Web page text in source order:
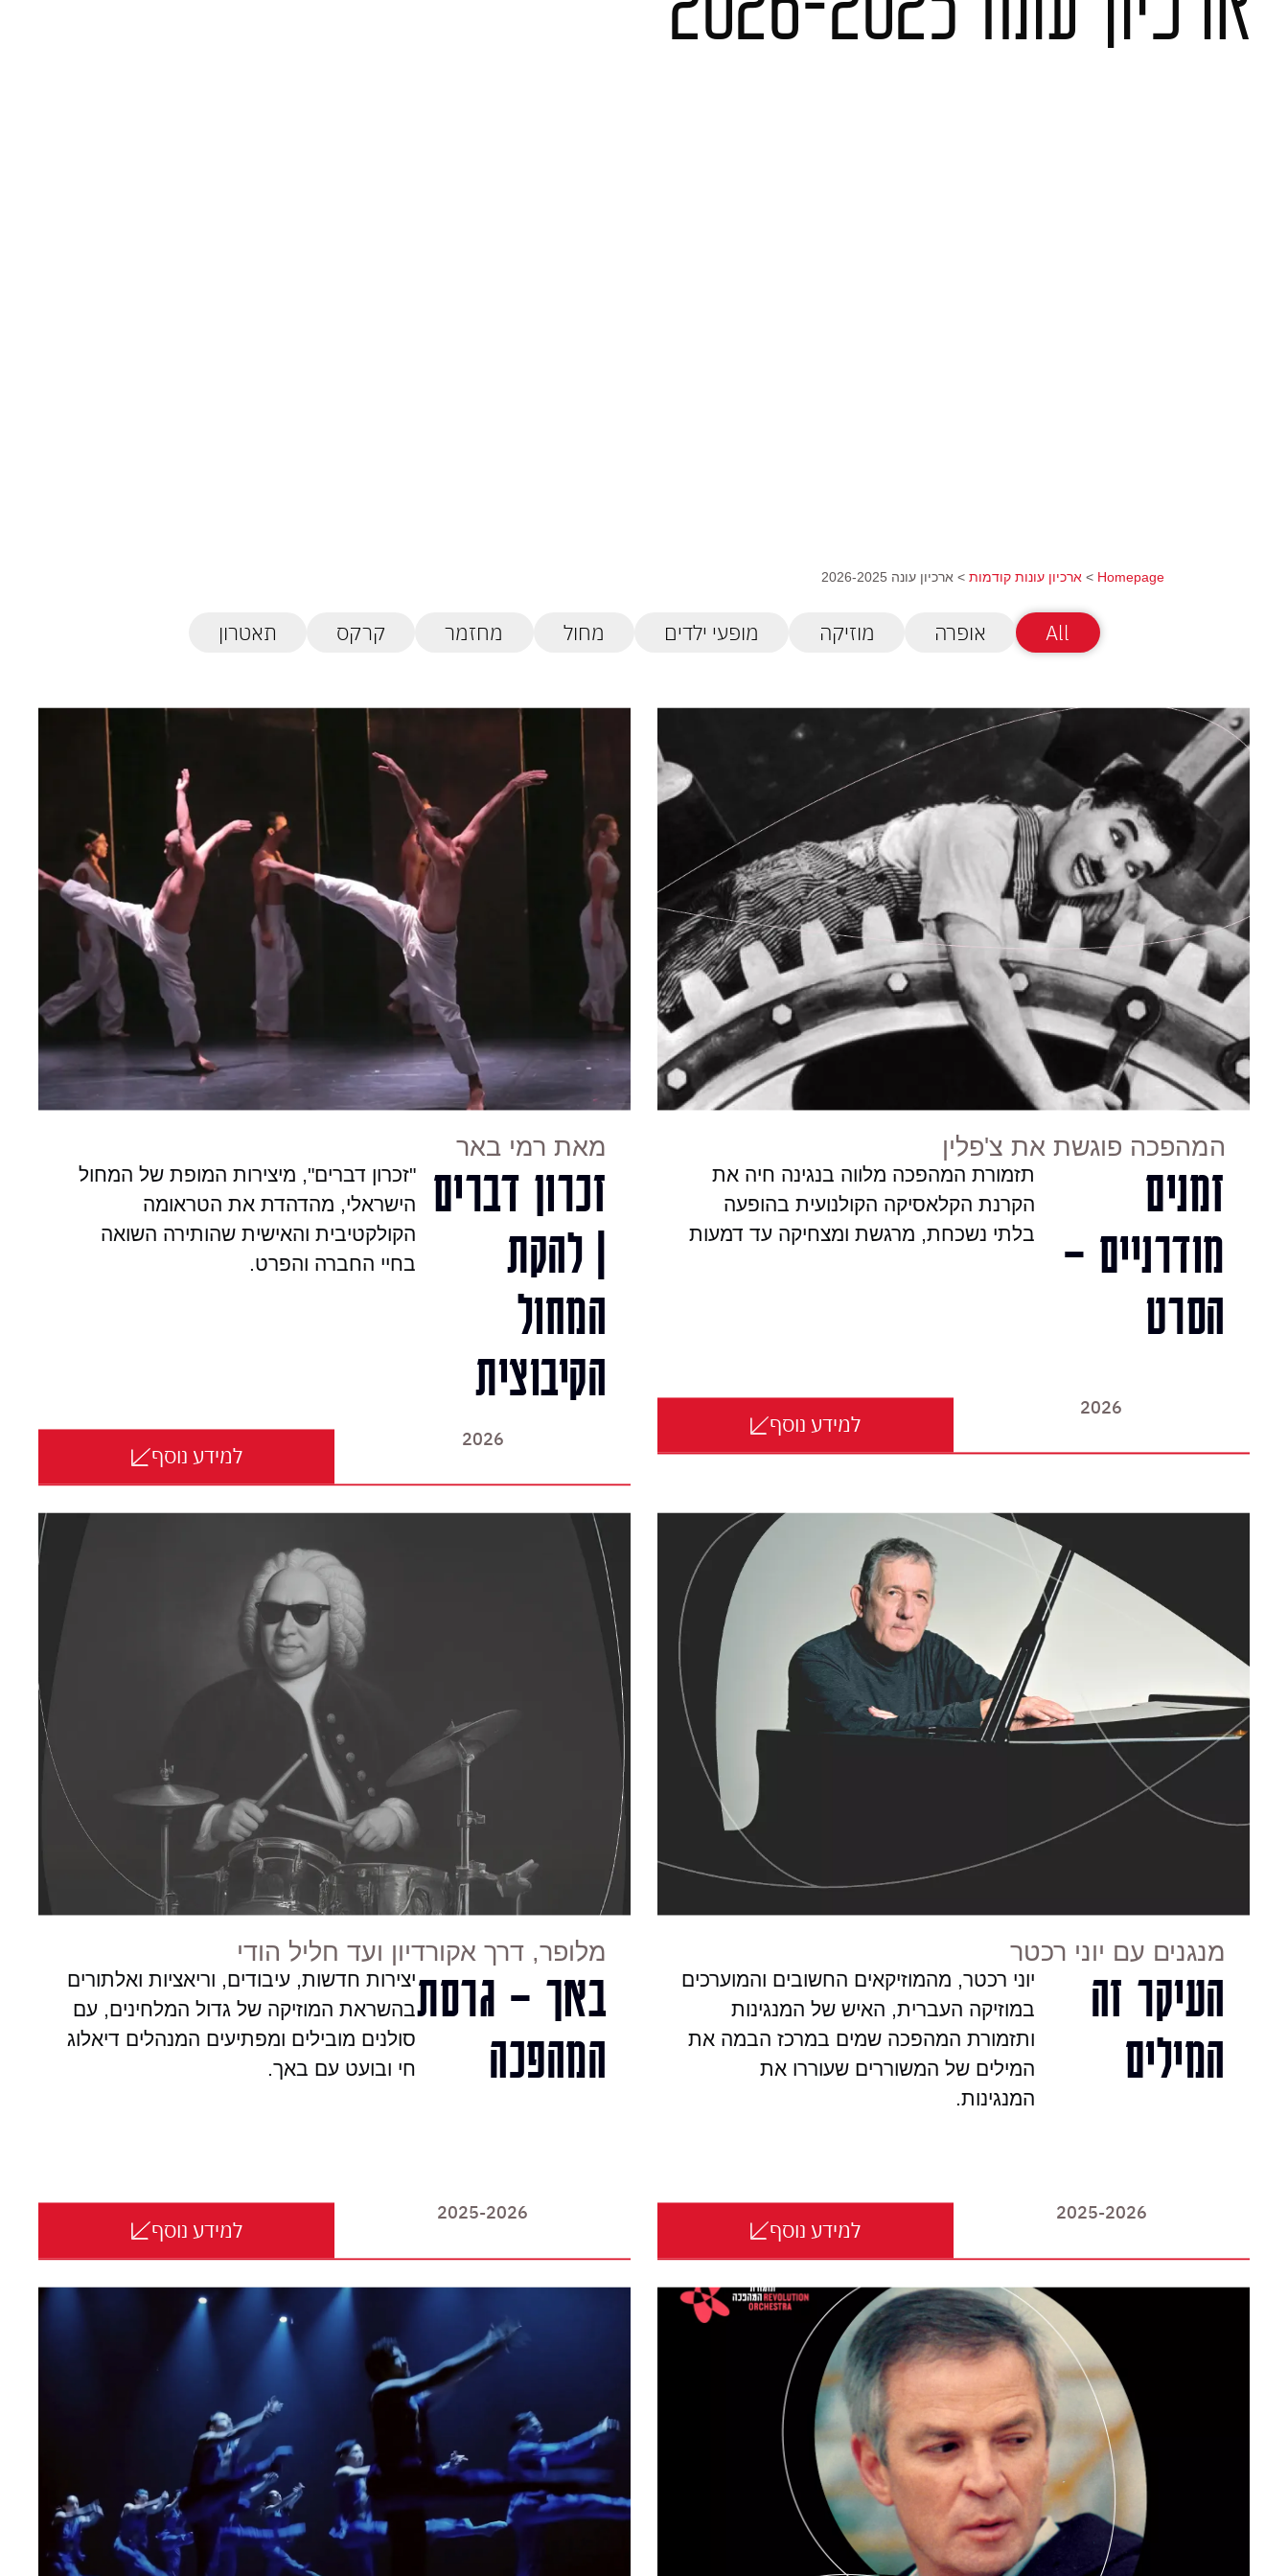
Homepage
>ארכיון עונות קודמות >ארכיון עונה 2026-2025
All אופרה מוזיקה מופעי ילדים מחול מחזמר קרקס תאטרון
המהפכה פוגשת את צ'פלין
זמנים
מודרניים –
הסרט
תזמורת המהפכה מלווה בנגינה חיה את
הקרנת הקלאסיקה הקולנועית בהופעה
בלתי נשכחת, מרגשת ומצחיקה עד דמעות
2026
למידע נוסף
מאת רמי באר
זכרון דברים
| להקת
המחול
הקיבוצית
"זכרון דברים", מיצירות המופת של המחול
הישראלי, מהדהדת את הטראומה
הקולקטיבית והאישית שהותירה השואה
בחיי החברה והפרט.
2026
למידע נוסף
מנגנים עם יוני רכטר
העיקר זה
המילים
יוני רכטר, מהמוזיקאים החשובים והמוערכים
במוזיקה העברית, האיש של המנגינות
ותזמורת המהפכה שמים במרכז הבמה את
המילים של המשוררים שעוררו את
המנגינות.
2025-2026
למידע נוסף
מלופר, דרך אקורדיון ועד חליל הודי
באך – גרסת
המהפכה
יצירות חדשות, עיבודים, וריאציות ואלתורים
בהשראת המוזיקה של גדול המלחינים, עם
סולנים מובילים ומפתיעים המנהלים דיאלוג
חי ובועט עם באך.
2025-2026
למידע נוסף